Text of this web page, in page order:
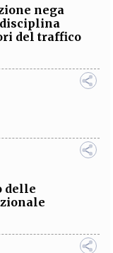
nega
del traffico
delle